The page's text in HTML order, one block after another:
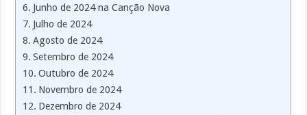
Junho de 2024 na Canção Nova
Julho de 2024
Agosto de 2024
Setembro de 2024
Outubro de 2024
Novembro de 2024
Dezembro de 2024